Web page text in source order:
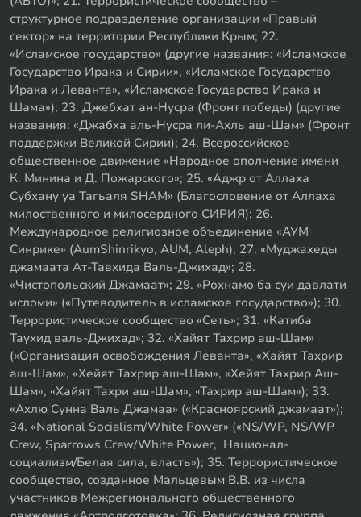
структурное подразделение организации «Правый
сектор» на территории Республики Крым; 22.
«Исламское государство» (другие названия: «Исламское
Государство Ирака и Сирии», «Исламское Государство
Ирака и Леванта», «Исламское Государство Ирака и
Шама»); 23. Джебхат ан-Нусра (Фронт победы) (другие
названия: «Джабха аль-Нусра ли-Ахль аш-Шам» (Фронт
поддержки Великой Сирии); 24. Всероссийское
общественное движение «Народное ополчение имени
К. Минина и Д. Пожарского»; 25. «Аджр от Аллаха
Субхану уа Тагьаля SHAM» (Благословение от Аллаха
милоственного и милосердного СИРИЯ); 26.
Международное религиозное объединение «АУМ
Синрике» (AumShinrikyo, AUM, Aleph); 27. «Муджахеды
джамаата Ат-Тавхида Валь-Джихад»; 28.
«Чистопольский Джамаат»; 29. «Рохнамо ба суи давлати
исломи» («Путеводитель в исламское государство»); 30.
Террористическое сообщество «Сеть»; 31. «Катиба
Таухид валь-Джихад»; 32. «Хайят Тахрир аш-Шам»
(«Организация освобождения Леванта», «Хайят Тахрир
аш-Шам», «Хейят Тахрир аш-Шам», «Хейят Тахрир Аш-
Шам», «Хайят Тахри аш-Шам», «Тахрир аш-Шам»); 33.
«Ахлю Сунна Валь Джамаа» («Красноярский джамаат»);
34. «National Socialism/White Power» («NS/WP, NS/WP
Crew, Sparrows Crew/White Power, Национал-
социализм/Белая сила, власть»); 35. Террористическое
сообщество, созданное Мальцевым В.В. из числа
участников Межрегионального общественного